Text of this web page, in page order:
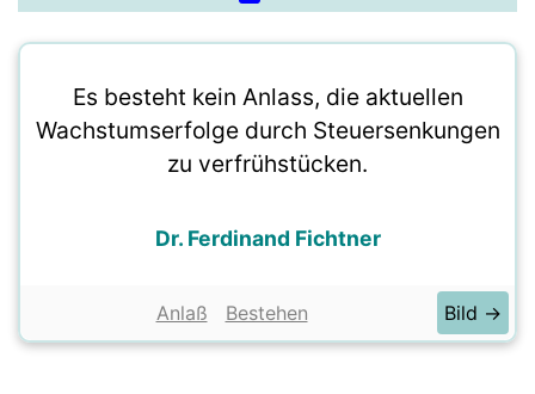
Es besteht kein Anlass, die aktuellen
Wachstumserfolge durch Steuersenkungen
zu verfrühstücken.
Dr. Ferdinand Fichtner
Anlaß Bestehen Bild →